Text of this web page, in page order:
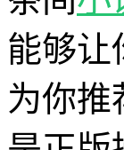
能够让
为你推